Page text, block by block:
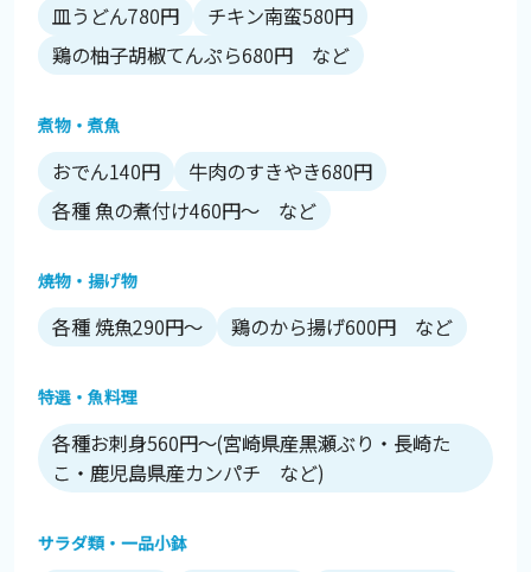
皿うどん780円
チキン南蛮580円
鶏の柚子胡椒てんぷら680円 など
煮物・煮魚
おでん140円
牛肉のすきやき680円
各種 魚の煮付け460円～ など
焼物・揚げ物
各種 焼魚290円～ 鶏のから揚げ600円 など
特選・魚料理
各種お刺身560円～(宮崎県産黒瀬ぶり・長崎た
こ・鹿児島県産カンパチ など)
サラダ類・一品小鉢